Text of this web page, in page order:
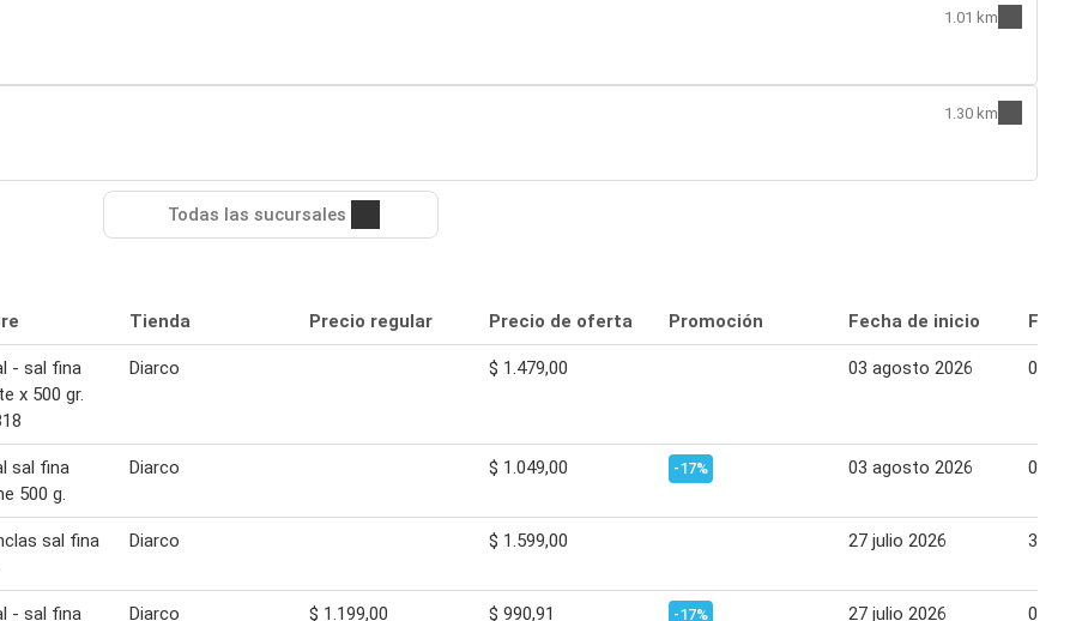
1.01 km
1.30 km
Todas las sucursales
Tienda Precio regular Precio de oferta Promoción Fecha de inicio
- sal fina
x 500 gr.
Diarco $ 1.479,00 03 agosto 2026 08
sal fina
500 g.
Diarco $ 1.049,00 -17% 03 agosto 2026 07
sal fina
Diarco $ 1.599,00 27 julio 2026 31
- sal fina
Diarco $ 1.199,00 $ 990,91 -17% 27 julio 2026 01